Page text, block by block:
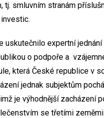
smluvním stranám
uskutečnilo expertní
o podpoře a
která České republice v
jednak subjektům
je výhodnější zacházení
se třetími